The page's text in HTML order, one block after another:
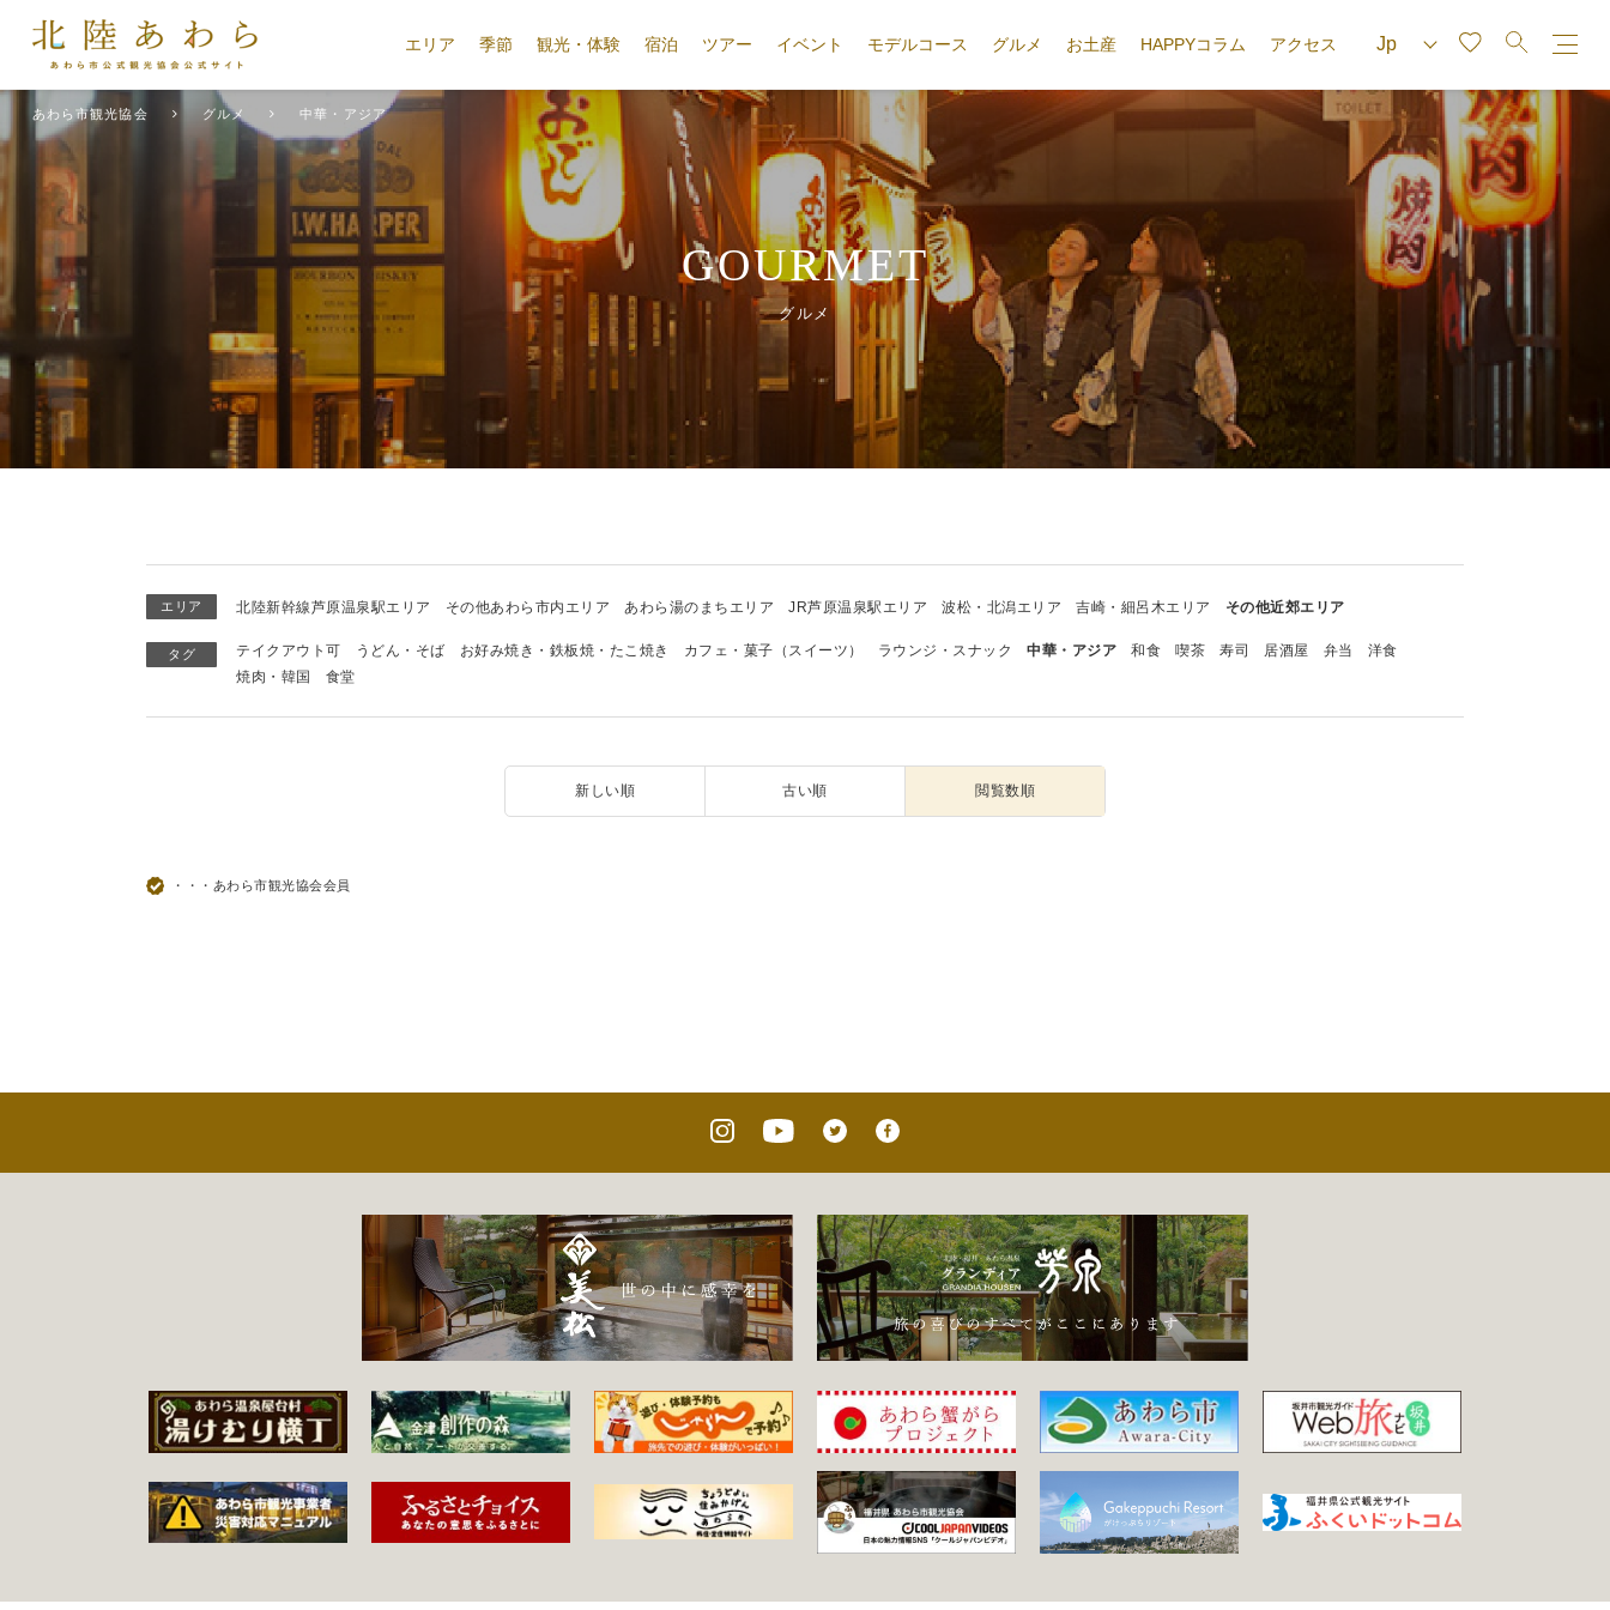
エリア 季節 観光・体験 宿泊 ツアー イベント モデルコース グルメ お土産 HAPPYコラム アクセス
あわら市観光協会 グルメ 中華・アジア
GOURMET
グルメ
エリア 北陸新幹線芦原温泉駅エリア その他あわら市内エリア あわら湯のまちエリア JR芦原温泉駅エリア 波松・北潟エリア 吉崎・細呂木エリア その他近郊エリア
タグ テイクアウト可 うどん・そば お好み焼き・鉄板焼・たこ焼き カフェ・菓子（スイーツ） ラウンジ・スナック 中華・アジア 和食 喫茶 寿司 居酒屋 弁当
洋食
焼肉・韓国
食堂
新しい順 古い順 閲覧数順
・・・あわら市観光協会会員